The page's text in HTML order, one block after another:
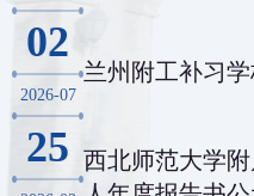
02
2026-07
兰州附工补习
25 西北师范大学